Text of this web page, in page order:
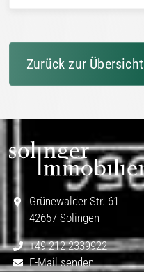
Zurück zur Übersicht
Grünewalder Str. 61
42657 Solingen
+49 212 2339922
E-Mail senden